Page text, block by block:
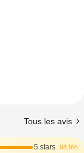
Tous les avis
5 stars 98.9%